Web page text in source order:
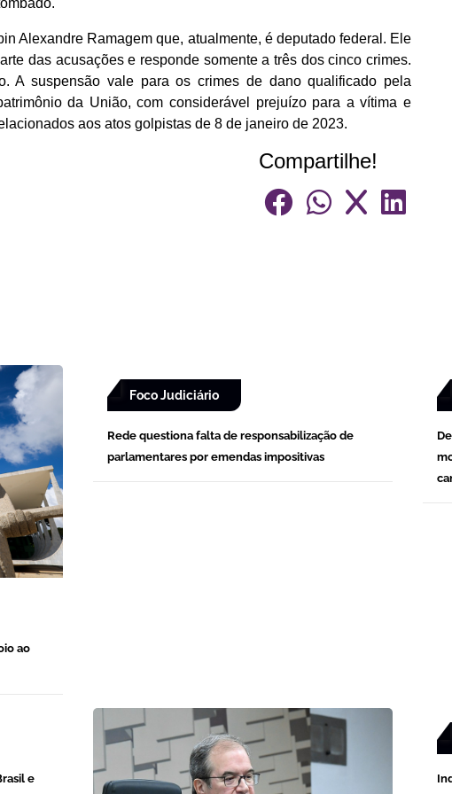
Alexandre Ramagem que, atualmente, é deputado federal. Ele
das acusações e responde somente a três dos cinco crimes.
A suspensão vale para os crimes de dano qualificado pela
da União, com considerável prejuízo para a vítima e
aos atos golpistas de 8 de janeiro de 2023.
Compartilhe!
ao
Foco Judiciário
Rede questiona falta de responsabilização de
parlamentares por emendas impositivas
e